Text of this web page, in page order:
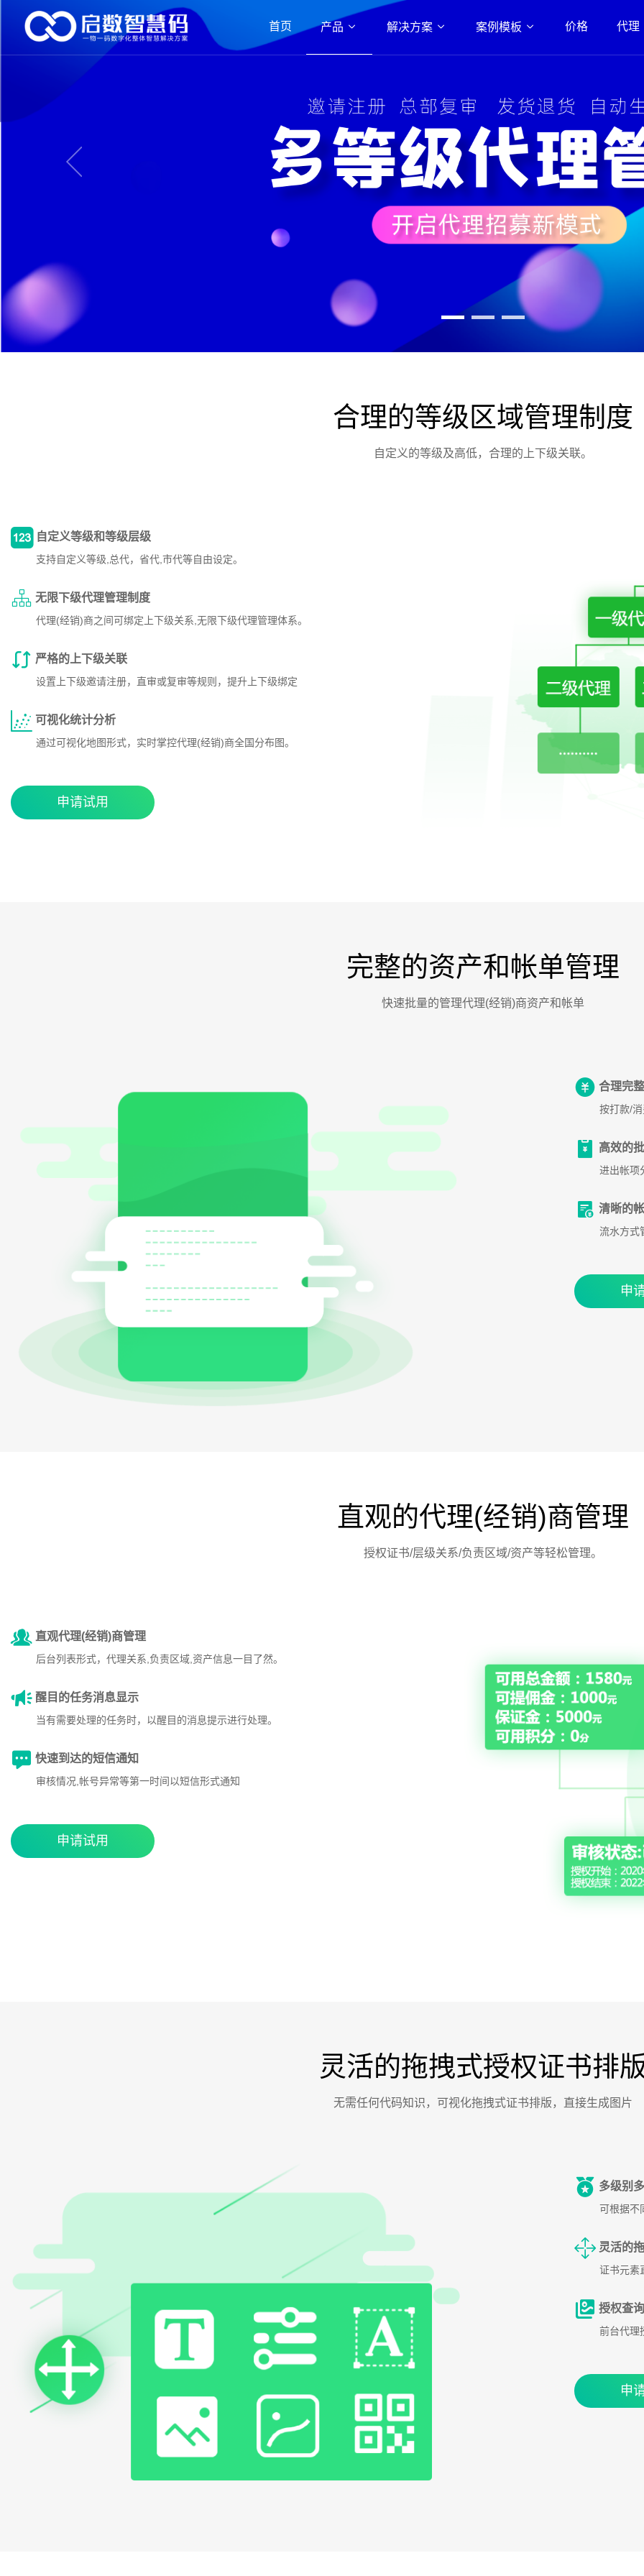
首页 (CURRENT)
产品 解决方案 案例模板 价格 代理
合理的等级区域管理制度
自定义的等级及高低，合理的上下级关联。
自定义等级和等级层级
支持自定义等级,总代，省代,市代等自由设定。
无限下级代理管理制度
代理(经销)商之间可绑定上下级关系,无限下级代理管理体系。
严格的上下级关联
设置上下级邀请注册，直审或复审等规则，提升上下级绑定
可视化统计分析
通过可视化地图形式，实时掌控代理(经销)商全国分布图。
申请试用
完整的资产和帐单管理
快速批量的管理代理(经销)商资产和帐单
合理完
按打款/
高效的
进出帐项
清晰的
流水方式
申
直观的代理(经销)商管理
授权证书/层级关系/负责区域/资产等轻松管理。
直观代理(经销)商管理
后台列表形式，代理关系,负责区域,资产信息一目了然。
醒目的任务消息显示
当有需要处理的任务时，以醒目的消息提示进行处理。
快速到达的短信通知
审核情况,帐号异常等第一时间以短信形式通知
申请试用
灵活的拖拽式授权证书排
无需任何代码知识，可视化拖拽式证书排版，直接生成图片
多级别
可根据不
灵活的
证书元素
授权查
前台代理
申